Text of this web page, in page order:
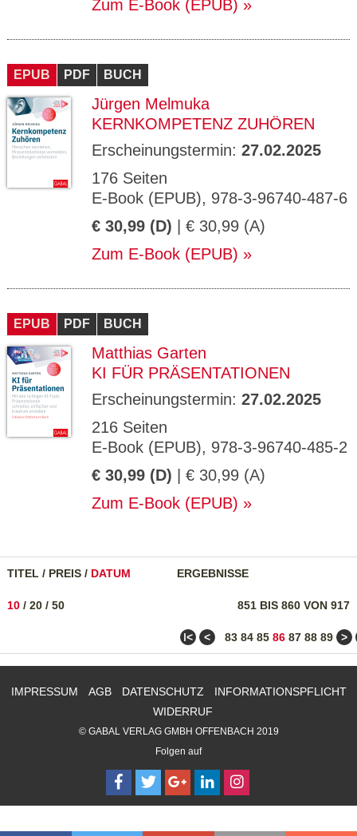
Zum E-Book (EPUB)
EPUB PDF BUCH
Jürgen Melmuka
KERNKOMPETENZ ZUHÖREN
Erscheinungstermin: 27.02.2025
176 Seiten
E-Book (EPUB), 978-3-96740-487-6
€ 30,99 (D) | € 30,99 (A)
Zum E-Book (EPUB)
EPUB PDF BUCH
Matthias Garten
KI FÜR PRÄSENTATIONEN
Erscheinungstermin: 27.02.2025
216 Seiten
E-Book (EPUB), 978-3-96740-485-2
€ 30,99 (D) | € 30,99 (A)
Zum E-Book (EPUB)
TITEL / PREIS / DATUM ERGEBNISSE
851 BIS 860 VON 917
10 / 20 / 50
ǀ< < 83 84 85 86 87 88 89 >
IMPRESSUM AGB DATENSCHUTZ
INFORMATIONSPFLICHT
WIDERRUF
© GABAL VERLAG GMBH OFFENBACH 2019
Folgen auf